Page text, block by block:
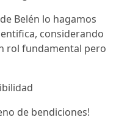
Belén lo hagamos
considerando
rol fundamental pero
de bendiciones!